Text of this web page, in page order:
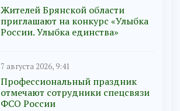
Жителей Брянской области
приглашают на конкурс «Улыбка
России. Улыбка единства»
7 августа 2026, 9:41
Профессиональный праздник
отмечают сотрудники спецсвязи
ФСО России